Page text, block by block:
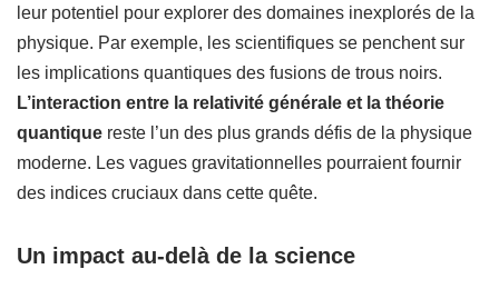
leur potentiel pour explorer des domaines inexplorés de la
physique. Par exemple, les scientifiques se penchent sur
les implications quantiques des fusions de trous noirs.
L’interaction entre la relativité générale et la théorie
quantique reste l’un des plus grands défis de la physique
moderne. Les vagues gravitationnelles pourraient fournir
des indices cruciaux dans cette quête.
Un impact au-delà de la science